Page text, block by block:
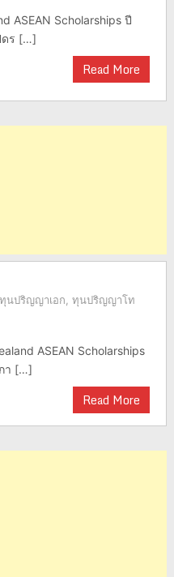
ASEAN Scholarships ปี
ดร […]
Read More
ทุนปริญญาเอก, ทุนปริญญาโท
ASEAN Scholarships
า […]
Read More